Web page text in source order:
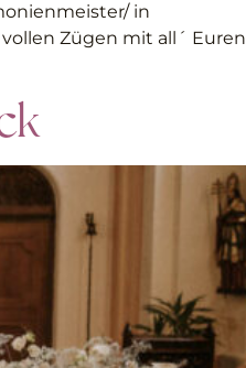
in
Zügen mit all´ Euren